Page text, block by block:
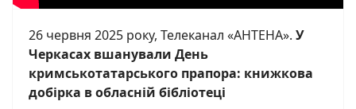
26 червня 2025 року, Телеканал «АНТЕНА». У
Черкасах вшанували День
кримськотатарського прапора: книжкова
добірка в обласній бібліотеці